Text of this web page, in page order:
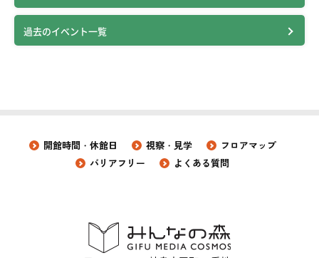
過去のイベント一覧
開館時間・休館日 視察・見学
フロアマップ
バリアフリー
よくある質問